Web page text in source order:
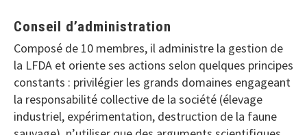
Conseil d’administration
Composé de 10 membres, il administre la gestion de
la LFDA et oriente ses actions selon quelques principes
constants : privilégier les grands domaines engageant
la responsabilité collective de la société (élevage
industriel, expérimentation, destruction de la faune